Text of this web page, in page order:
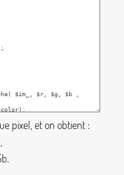
pixel, et on obtient :
.